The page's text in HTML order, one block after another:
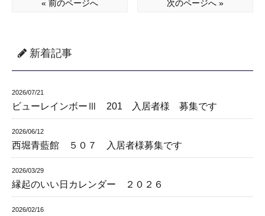
« 前のページへ 次のページへ »
新着記事
2026/07/21
ビューレインボーⅢ 201 入居者様 募集です
2026/06/12
西堀青藍館 ５０７ 入居者様募集です
2026/03/29
縁起のいい日カレンダー ２０２６
2026/02/16